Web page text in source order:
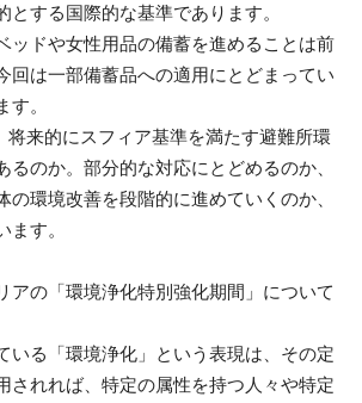
とする国際的な基準であります。
ッドや女性用品の備蓄を進めることは前
回は一部備蓄品への適用にとどまってい
。
将来的にスフィア基準を満たす避難所環
るのか。部分的な対応にとどめるのか、
の環境改善を段階的に進めていくのか、
す。
アの「環境浄化特別強化期間」について
いる「環境浄化」という表現は、その定
されれば、特定の属性を持つ人々や特定